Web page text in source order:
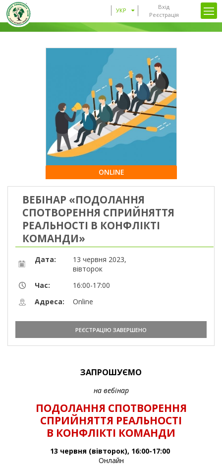
Вхід
Реєстрація
УКР
ONLINE
ВЕБІНАР «ПОДОЛАННЯ
СПОТВОРЕННЯ СПРИЙНЯТТЯ
РЕАЛЬНОСТІ В КОНФЛІКТІ
КОМАНДИ»
Дата:
13 червня 2023,
вівторок
Час:
16:00-17:00
Адреса:
Online
РЕЄСТРАЦІЮ ЗАВЕРШЕНО
ЗАПРОШУЄМО
на вебінар
ПОДОЛАННЯ СПОТВОРЕННЯ
СПРИЙНЯТТЯ РЕАЛЬНОСТІ
В КОНФЛІКТІ КОМАНДИ
13 червня (вівторок), 16:00-17:00
Онлайн